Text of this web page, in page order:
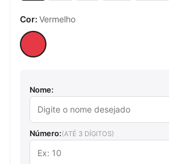
Cor: Vermelho
Nome:
Número:(ATÉ 3 DÍGITOS)